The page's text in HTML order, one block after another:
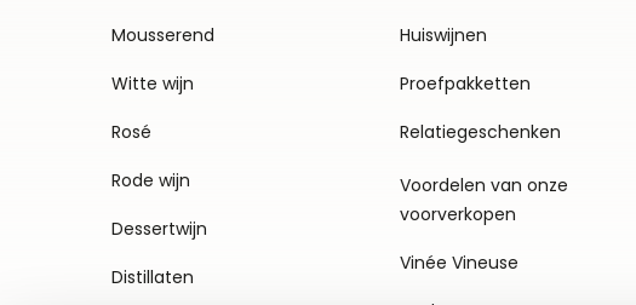
Mousserend
Witte wijn
Rosé
Rode wijn
Dessertwijn
Distillaten
Huiswijnen
Proefpakketten
Relatiegeschenken
Voordelen van onze
voorverkopen
Vinée Vineuse